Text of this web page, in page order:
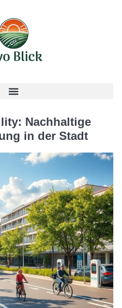
Nachhaltige
in der Stadt